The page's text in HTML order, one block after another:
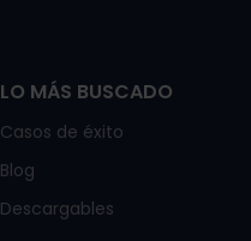
LO MÁS BUSCADO
Casos de éxito
Blog
Descargables